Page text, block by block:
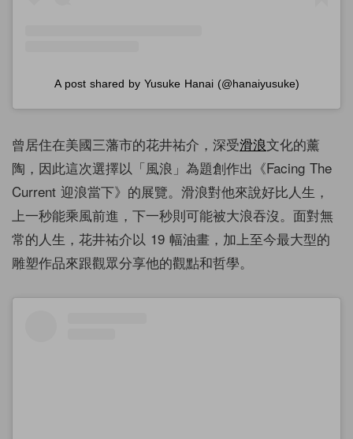
A post shared by Yusuke Hanai (@hanaiyusuke)
曾居住在美國三藩市的花井祐介，深受滑浪文化的薰
陶，因此這次選擇以「風浪」為題創作出《Facing The
Current 迎浪當下》的展覽。滑浪對他來說好比人生，
上一秒能乘風前進，下一秒則可能被大浪吞沒。面對無
常的人生，花井祐介以 19 幅油畫，加上至今最大型的
雕塑作品來跟觀眾分享他的觀點和哲學。